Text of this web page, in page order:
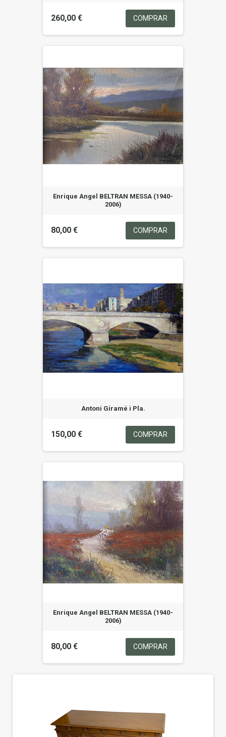
260,00 € COMPRAR
Enrique Angel BELTRAN MESSA (1940-
2006)
80,00 € COMPRAR
Antoni Giramé i Pla.
150,00 € COMPRAR
Enrique Angel BELTRAN MESSA (1940-
2006)
80,00 € COMPRAR